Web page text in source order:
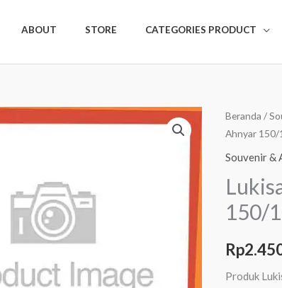
ABOUT STORE CATEGORIES PRODUCT
Beranda /
Ahnyar 150/
Souvenir &
150/
Rp
Produk
Kuantitas
Lukisan
Panen
150/100